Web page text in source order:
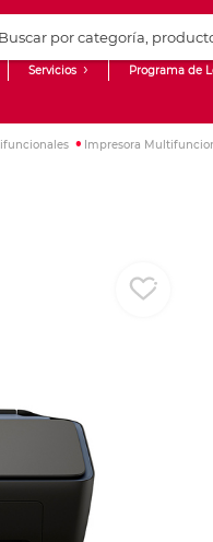
Servicios Programa de
Impresora